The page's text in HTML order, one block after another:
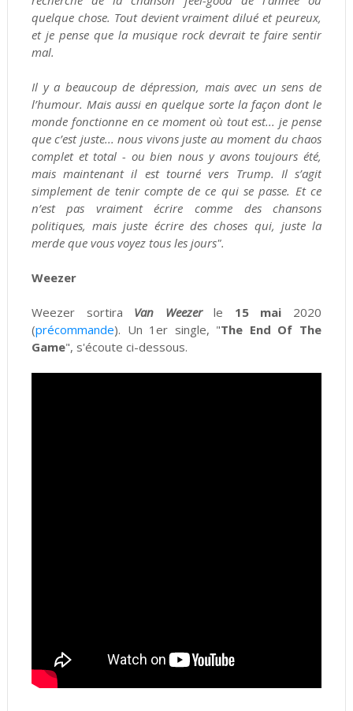
quelque chose. Tout devient vraiment dilué et peureux,
et je pense que la musique rock devrait te faire sentir
mal.
Il y a beaucoup de dépression, mais avec un sens de
l’humour. Mais aussi en quelque sorte la façon dont le
monde fonctionne en ce moment où tout est... je pense
que c’est juste... nous vivons juste au moment du chaos
complet et total - ou bien nous y avons toujours été,
mais maintenant il est tourné vers Trump. Il s’agit
simplement de tenir compte de ce qui se passe. Et ce
n’est pas vraiment écrire comme des chansons
politiques, mais juste écrire des choses qui, juste la
merde que vous voyez tous les jours".
Weezer
Weezer sortira Van Weezerle 15 mai 2020
(précommande). Un 1er single, "The End Of The
Game", s'écoute ci-dessous.